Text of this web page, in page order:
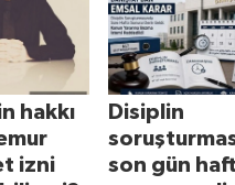
hakkı
izni
Disiplin
son gün